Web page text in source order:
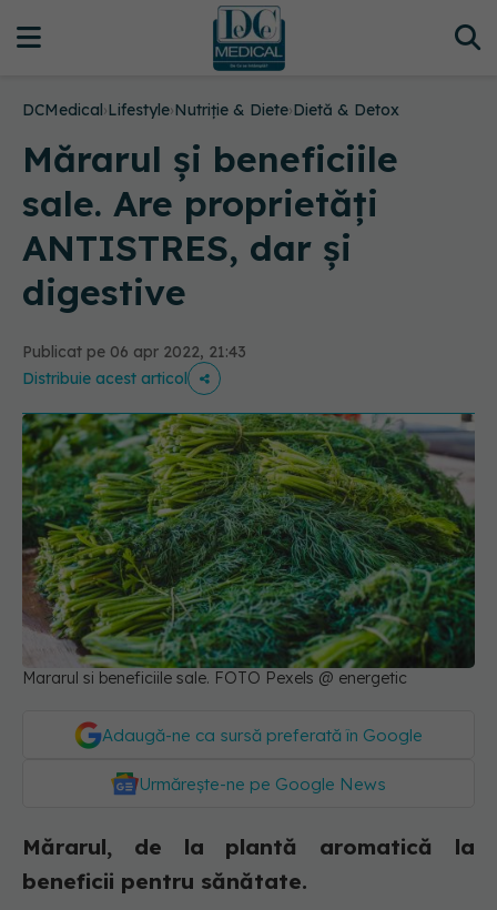
DCMedical›Lifestyle›Nutriție & Diete›Dietă & Detox
Mărarul și beneficiile
sale. Are proprietăți
ANTISTRES, dar și
digestive
Publicat pe 06 apr 2022, 21:43
Distribuie acest articol
Mararul si beneficiile sale. FOTO Pexels @ energetic
Adaugă-ne ca sursă preferată în Google
Urmărește-ne pe Google News
Mărarul, de la plantă aromatică la
beneficii pentru sănătate.